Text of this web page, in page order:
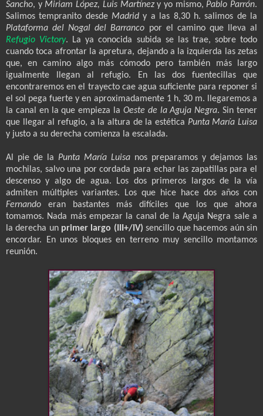
Sancho, y Miriam López, Luis Martínezy yo mismo, Pablo Parrón.
Salimos tempranito desde Madridy a las 8,30 h. salimos de la
Plataforma del Nogal del Barranco por el camino que lleva al
Refugio Victory. La ya conocida subida se las trae, sobre todo
cuando toca afrontar la apretura, dejando a la izquierda las zetas
que, en camino algo más cómodo pero también más largo
igualmente llegan al refugio. En las dos fuentecillas que
encontraremos en el trayecto cae agua suficiente para reponer si
el sol pega fuerte y en aproximadamente 1 h, 30 m. llegaremos a
la canal en la que empieza la Oeste de la Aguja Negra. Sin tener
que llegar al refugio, a la altura de la estética Punta María Luisa
y justo a su derecha comienza la escalada.
Al pie de la Punta María Luisa nos preparamos y dejamos las
mochilas, salvo una por cordada para echar las zapatillas para el
descenso y algo de agua. Los dos primeros largos de la vía
admiten múltiples variantes. Los que hice hace dos años con
Fernando eran bastantes más difíciles que los que ahora
tomamos. Nada más empezar la canal de la Aguja Negra sale a
la derecha un primer largo (III+/IV) sencillo que hacemos aún sin
encordar. En unos bloques en terreno muy sencillo montamos
reunión.